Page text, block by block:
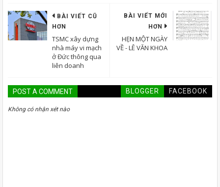
BÀI VIẾT MỚI
HƠN
HẸN MỘT NGÀY
VỀ - LÊ VĂN KHOA
BÀI VIẾT CŨ
HƠN
TSMC xây dựng
nhà máy vi mạch
ở Đức thông qua
liên doanh
POST A COMMENT BLOGGER FACEBOOK
Không có nhận xét nào